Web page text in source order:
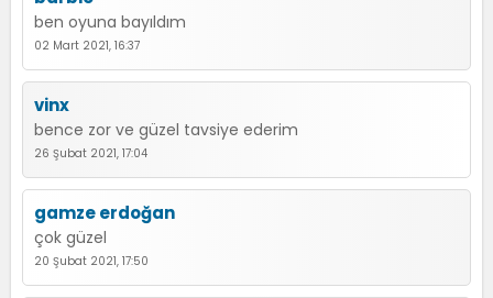
ben oyuna bayıldım
02 Mart 2021, 16:37
vinx
bence zor ve güzel tavsiye ederim
26 Şubat 2021, 17:04
gamze erdoğan
çok güzel
20 Şubat 2021, 17:50